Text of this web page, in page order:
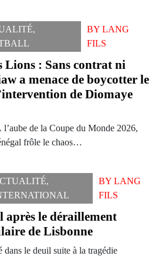
,
BYLANG
FILS
Lions : Sans contrat ni
a menace de boycotter le
de Diomaye
de la Coupe du Monde 2026,
frôle le chaos…
,
BYLANG
FILS
après le déraillement
de Lisbonne
dans le deuil suite à la tragédie